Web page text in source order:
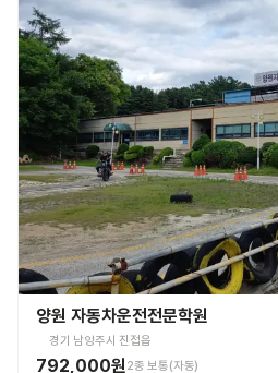
양원 자동차운전전문학원
경기 남양주시 진접읍
792,000원 2종 보통(자동)